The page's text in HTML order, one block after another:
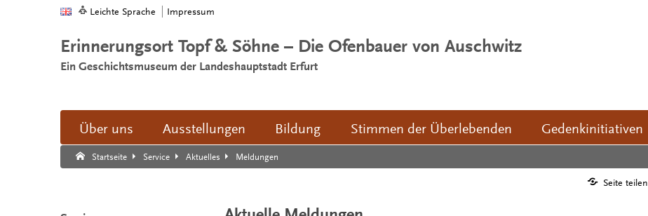
Leichte Sprache Impressum
Erinnerungsort Topf & Söhne – Die Ofenbauer von Auschwitz
Ein Geschichtsmuseum der Landeshauptstadt Erfurt
Über uns Ausstellungen Bildung Stimmen der Überlebenden Gedenkinitiativen
Startseite Service Aktuelles Meldungen
Suche:
Suche Ende.
Seite teilen